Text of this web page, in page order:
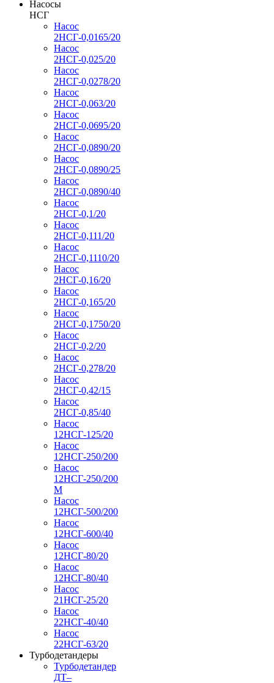
Насосы
НСГ
Насос
2НСГ-0,0165/20
Насос
2НСГ-0,025/20
Насос
2НСГ-0,0278/20
Насос
2НСГ-0,063/20
Насос
2НСГ-0,0695/20
Насос
2НСГ-0,0890/20
Насос
2НСГ-0,0890/25
Насос
2НСГ-0,0890/40
Насос
2НСГ-0,1/20
Насос
2НСГ-0,111/20
Насос
2НСГ-0,1110/20
Насос
2НСГ-0,16/20
Насос
2НСГ-0,165/20
Насос
2НСГ-0,1750/20
Насос
2НСГ-0,2/20
Насос
2НСГ-0,278/20
Насос
2НСГ-0,42/15
Насос
2НСГ-0,85/40
Насос
12НСГ-125/20
Насос
12НСГ-250/200
Насос
12НСГ-250/200
М
Насос
12НСГ-500/200
Насос
12НСГ-600/40
Насос
12НСГ-80/20
Насос
12НСГ-80/40
Насос
21НСГ-25/20
Насос
22НСГ-40/40
Насос
22НСГ-63/20
Турбодетандеры
Турбодетандер
ДТ–